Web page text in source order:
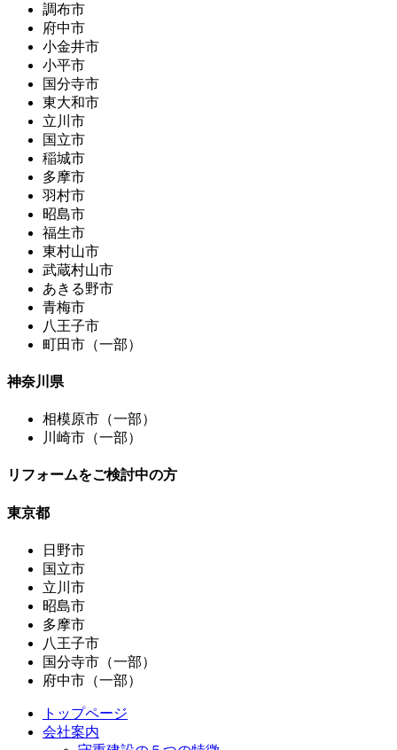
調布市
府中市
小金井市
小平市
国分寺市
東大和市
立川市
国立市
稲城市
多摩市
羽村市
昭島市
福生市
東村山市
武蔵村山市
あきる野市
青梅市
八王子市
町田市（一部）
神奈川県
相模原市（一部）
川崎市（一部）
リフォームをご検討中の方
東京都
日野市
国立市
立川市
昭島市
多摩市
八王子市
国分寺市（一部）
府中市（一部）
トップページ
会社案内